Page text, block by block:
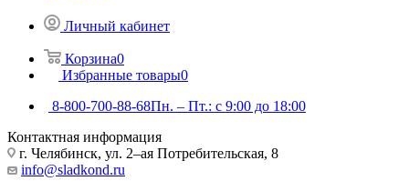
Личный кабинет
Корзина0
Избранные товары0
8-800-700-88-68Пн. – Пт.: с 9:00 до 18:00
Контактная информация
г. Челябинск, ул. 2–ая Потребительская, 8
info@sladkond.ru